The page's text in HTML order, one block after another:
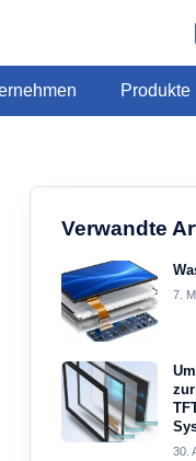
Produkte
Verwandte
7.
30.